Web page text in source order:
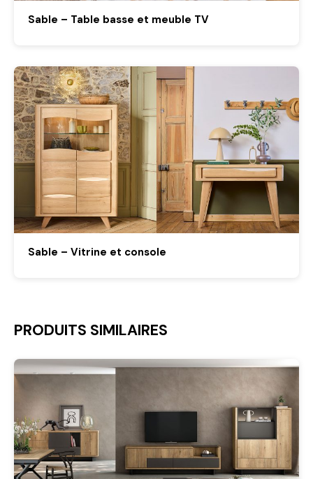
Sable – Table basse et meuble TV
Sable – Vitrine et console
PRODUITS SIMILAIRES